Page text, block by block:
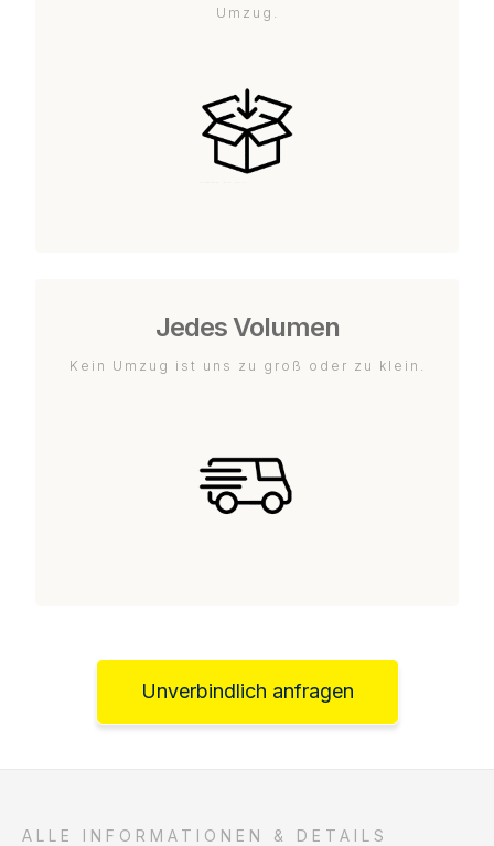
Umzug.
Jedes Volumen
Kein Umzug ist uns zu groß oder zu klein.
Unverbindlich anfragen
ALLE INFORMATIONEN & DETAILS